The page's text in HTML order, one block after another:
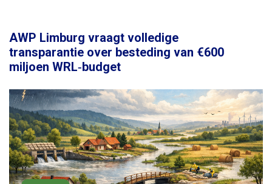
AWP Limburg vraagt volledige
transparantie over besteding van €600
miljoen WRL‑budget